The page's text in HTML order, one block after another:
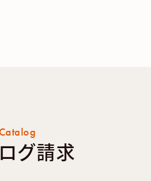
Catalog
グ請求